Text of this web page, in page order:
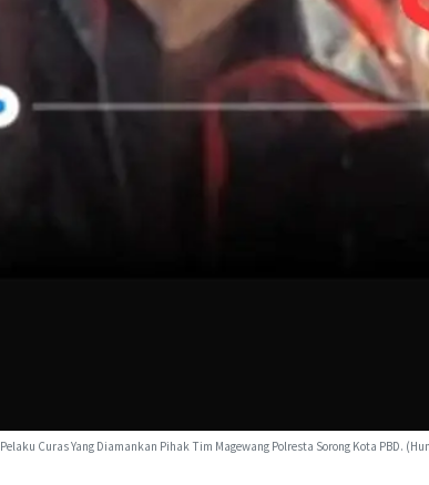
Pelaku Curas Yang Diamankan Pihak Tim Magewang Polresta Sorong Kota PBD.